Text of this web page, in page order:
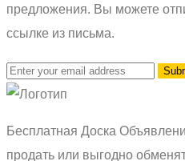
предложения. Вы можете
ссылке из письма.
Бесплатная Доска
продать или выгодно